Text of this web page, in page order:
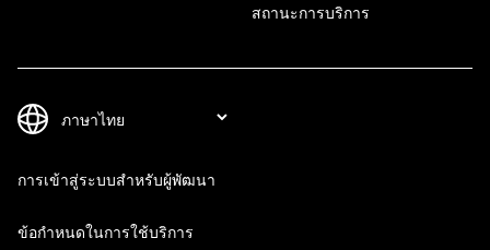
สถานะการบริการ
การเข้าสู่ระบบสำหรับผู้พัฒนา
ข้อกำหนดในการใช้บริการ